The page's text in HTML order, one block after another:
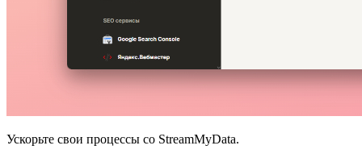
Ускорьте свои процессы со StreamMyData.